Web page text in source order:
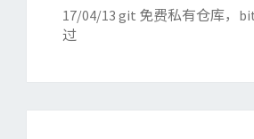
17/04/13 git 免费私有仓库，
过